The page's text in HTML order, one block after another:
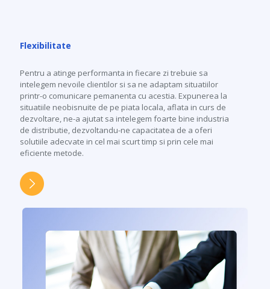
Flexibilitate
Pentru a atinge performanta in fiecare zi trebuie sa
intelegem nevoile clientilor si sa ne adaptam situatiilor
printr-o comunicare pemanenta cu acestia. Expunerea la
situatiile neobisnuite de pe piata locala, aflata in curs de
dezvoltare, ne-a ajutat sa intelegem foarte bine industria
de distributie, dezvoltandu-ne capacitatea de a oferi
solutiile adecvate in cel mai scurt timp si prin cele mai
eficiente metode.